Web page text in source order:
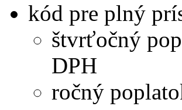
kód pre plný
štvrťočný
DPH
ročný